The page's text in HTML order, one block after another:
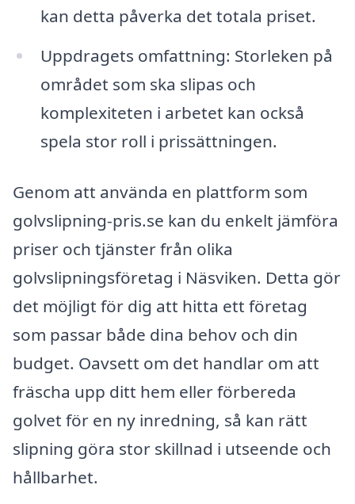
kan detta påverka det totala priset.
Uppdragets omfattning: Storleken på
området som ska slipas och
komplexiteten i arbetet kan också
spela stor roll i prissättningen.
Genom att använda en plattform som
golvslipning-pris.se kan du enkelt jämföra
priser och tjänster från olika
golvslipningsföretag i Näsviken. Detta gör
det möjligt för dig att hitta ett företag
som passar både dina behov och din
budget. Oavsett om det handlar om att
fräscha upp ditt hem eller förbereda
golvet för en ny inredning, så kan rätt
slipning göra stor skillnad i utseende och
hållbarhet.